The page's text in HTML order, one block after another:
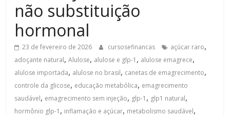
não substituição
hormonal
23 de fevereiro de 2026 cursosefinancas açúcar raro,
adoçante natural,Alulose, alulose e glp-1 , alulose emagrece,
alulose importada, alulose no brasil, canetas de emagrecimento,
controle da glicose, educação metabólica, emagrecimento
saudável, emagrecimento sem injeção, glp-1 , glp1 natural,
hormônio glp-1 , inflamação e açúcar, metabolismo saudável,